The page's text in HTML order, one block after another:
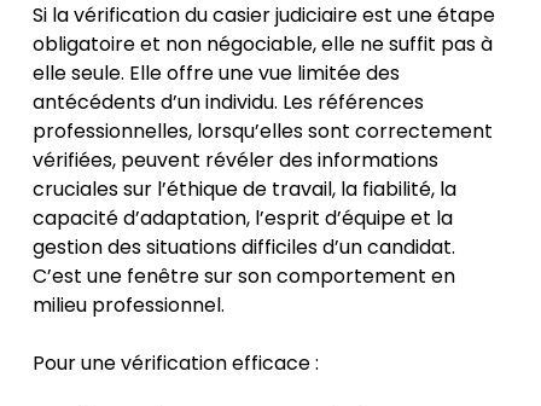
Si la vérification du casier judiciaire est une étape
obligatoire et non négociable, elle ne suffit pas à
elle seule. Elle offre une vue limitée des
antécédents d’un individu. Les références
professionnelles, lorsqu’elles sont correctement
vérifiées, peuvent révéler des informations
cruciales sur l’éthique de travail, la fiabilité, la
capacité d’adaptation, l’esprit d’équipe et la
gestion des situations difficiles d’un candidat.
C’est une fenêtre sur son comportement en
milieu professionnel.
Pour une vérification efficace :